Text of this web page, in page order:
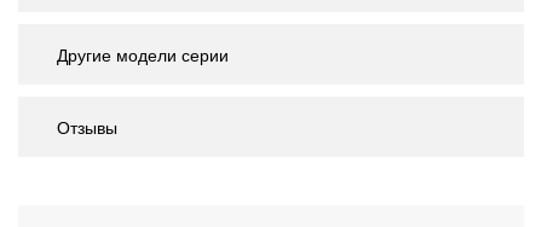
Другие модели серии
Отзывы